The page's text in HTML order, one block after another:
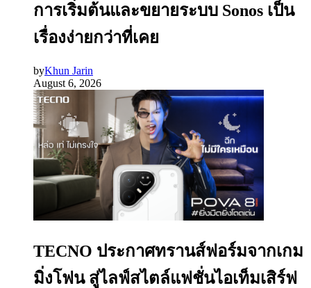
การเริ่มต้นและขยายระบบ Sonos เป็น
เรื่องง่ายกว่าที่เคย
byKhun Jarin
August 6, 2026
TECNO ประกาศทรานส์ฟอร์มจากเกม
มิ่งโฟน สู่ไลฟ์สไตล์แฟชั่นไอเท็มเสิร์ฟ